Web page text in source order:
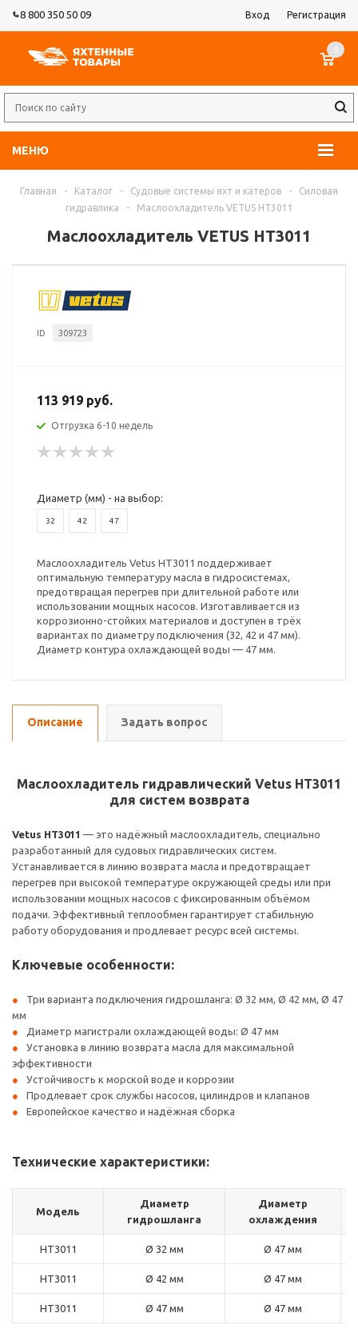
8 800 350 50 09 Вход Регистрация
МЕНЮ
0
Главная - Каталог - Судовые системы яхт и катеров -
Силовая
гидравлика
- Маслоохладитель VETUS HT3011
Маслоохладитель VETUS HT3011
ID 309723
113 919 руб.
Отгрузка 6-10 недель
Диаметр (мм) - на выбор:
32 42 47
Маслоохладитель Vetus HT3011 поддерживает
оптимальную температуру масла в гидросистемах,
предотвращая перегрев при длительной работе или
использовании мощных насосов. Изготавливается из
коррозионно-стойких материалов и доступен в трёх
вариантах по диаметру подключения (32, 42 и 47 мм).
Диаметр контура охлаждающей воды — 47 мм.
Описание Задать вопрос
Маслоохладитель гидравлический Vetus HT3011
для систем возврата
Vetus HT3011 — это надёжный маслоохладитель, специально
разработанный для судовых гидравлических систем.
Устанавливается в линию возврата масла и предотвращает
перегрев при высокой температуре окружающей среды или при
использовании мощных насосов с фиксированным объёмом
подачи. Эффективный теплообмен гарантирует стабильную
работу оборудования и продлевает ресурс всей системы.
Ключевые особенности:
Три варианта подключения гидрошланга: Ø 32 мм, Ø 42 мм, Ø 47
мм
Диаметр магистрали охлаждающей воды: Ø 47 мм
Установка в линию возврата масла для максимальной
эффективности
Устойчивость к морской воде и коррозии
Продлевает срок службы насосов, цилиндров и клапанов
Европейское качество и надёжная сборка
Технические характеристики:
Модель
Диаметр
гидрошланга
Диаметр
охлаждения
HT3011 Ø 32 мм Ø 47 мм
HT3011 Ø 42 мм Ø 47 мм
HT3011 Ø 47 мм Ø 47 мм